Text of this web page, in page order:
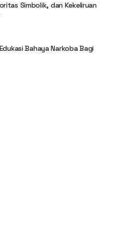
Simbolik, dan Kekeliruan
Bahaya Narkoba Bagi